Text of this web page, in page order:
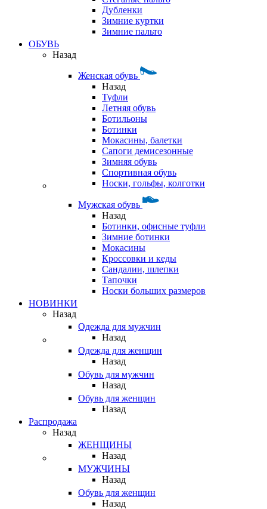
Дубленки
Зимние куртки
Зимние пальто
ОБУВЬ
Назад
Женская обувь
Назад
Туфли
Летняя обувь
Ботильоны
Ботинки
Мокасины, балетки
Сапоги демисезонные
Зимняя обувь
Спортивная обувь
Носки, гольфы, колготки
Мужская обувь
Назад
Ботинки, офисные туфли
Зимние ботинки
Мокасины
Кроссовки и кеды
Сандалии, шлепки
Тапочки
Носки больших размеров
НОВИНКИ
Назад
Одежда для мужчин
Назад
Одежда для женщин
Назад
Обувь для мужчин
Назад
Обувь для женщин
Назад
Распродажа
Назад
ЖЕНЩИНЫ
Назад
МУЖЧИНЫ
Назад
Обувь для женщин
Назад